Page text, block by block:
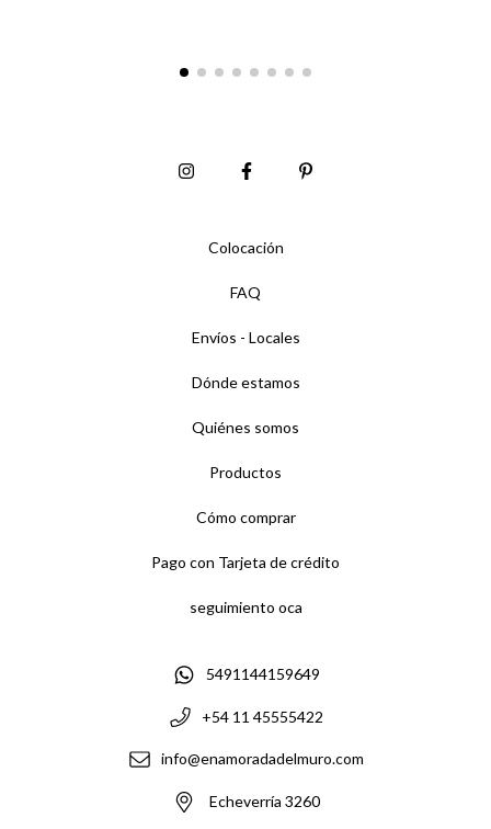
Colocación
FAQ
Envíos - Locales
Dónde estamos
Quiénes somos
Productos
Cómo comprar
Pago con Tarjeta de crédito
seguimiento oca
5491144159649
+54 11 45555422
info@enamoradadelmuro.com
Echeverría 3260